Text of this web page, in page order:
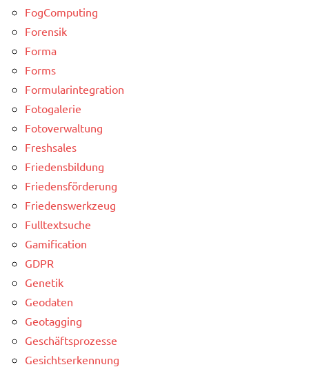
FogComputing
Forensik
Forma
Forms
Formularintegration
Fotogalerie
Fotoverwaltung
Freshsales
Friedensbildung
Friedensförderung
Friedenswerkzeug
Fulltextsuche
Gamification
GDPR
Genetik
Geodaten
Geotagging
Geschäftsprozesse
Gesichtserkennung